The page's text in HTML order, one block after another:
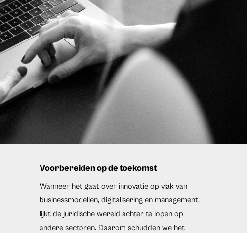
Voorbereiden op de toekomst
Wanneer het gaat over innovatie op vlak van
businessmodellen, digitalisering en management,
lijkt de juridische wereld achter te lopen op
andere sectoren. Daarom schudden we het